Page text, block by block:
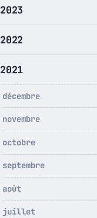
2023
2022
2021
décembre
novembre
octobre
septembre
août
juillet